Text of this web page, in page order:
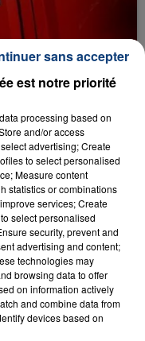
FEMME ET
LA...
feu après avoir
de trois mois
SE FAIRE
DE LA...
est notre priorité
processing based on
and/or access
advertising; Create
to select personalised
Measure content
statistics or combinations
services; Create
select personalised
security, prevent and
advertising and content;
technologies may
browsing data to offer
on information actively
and combine data from
devices based on
sans accepter